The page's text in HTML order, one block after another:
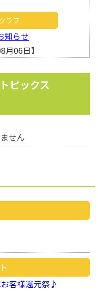
ラブ
知らせ
月06日】
ピックス
せん
客様還元祭♪